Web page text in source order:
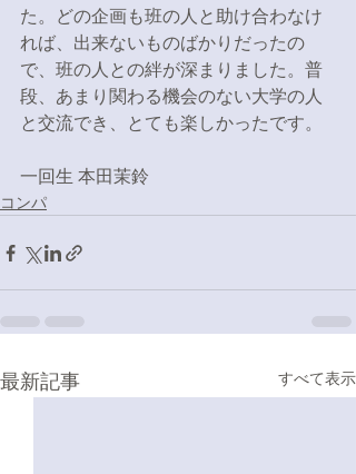
た。どの企画も班の人と助け合わなけ
れば、出来ないものばかりだったの
で、班の人との絆が深まりました。普
段、あまり関わる機会のない大学の人
と交流でき、とても楽しかったです。
一回生 本田茉鈴
コンパ
最新記事 すべて表示